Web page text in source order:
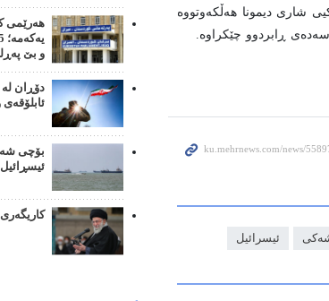
شاری دیمونا هەڵکەوتووە
ئیسرائیل
هەرێمی
و بێ
دۆڕان
بۆچی